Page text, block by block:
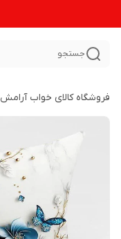
جستجو
فروشگاه کالای خواب آرامش